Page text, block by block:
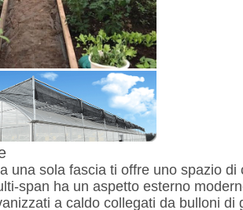
una sola fascia ti offre uno spazio
span ha un aspetto esterno
a caldo collegati da bulloni di